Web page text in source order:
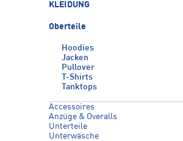
KLEIDUNG
Oberteile
Hoodies
Jacken
Pullover
T-Shirts
Tanktops
Accessoires
Anzüge & Overalls
Unterteile
Unterwäsche